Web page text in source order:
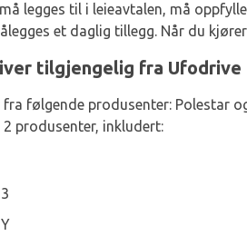
legges til i leieavtalen, må
et daglig tillegg. Når du
tilgjengelig fra Ufodrive
fra følgende produsenter: Polestar
produsenter, inkludert: